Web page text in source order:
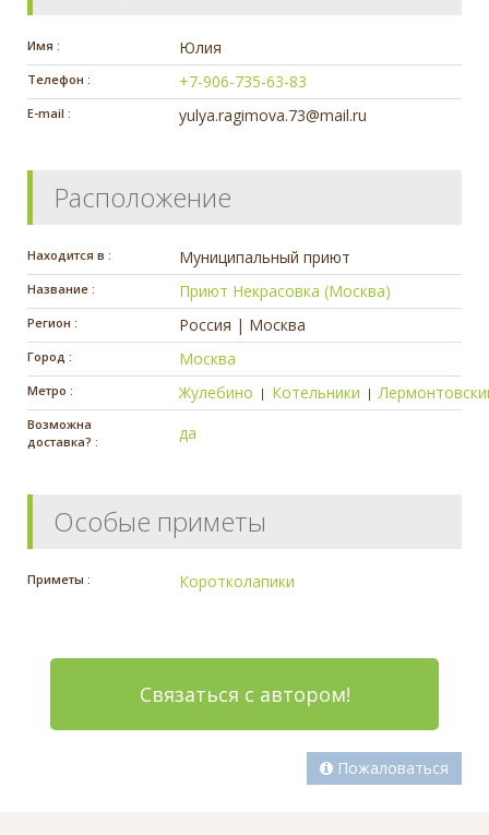
Имя : Юлия
Телефон : +7-906-735-63-83
E-mail : yulya.ragimova.73@mail.ru
Расположение
Находится в : Муниципальный приют
Название : Приют Некрасовка (Москва)
Регион : Россия | Москва
Город : Москва
Метро : Жулебино | Котельники |
Возможна
доставка? :
да
Особые приметы
Приметы : Коротколапики
Связаться с автором!
Пожаловаться